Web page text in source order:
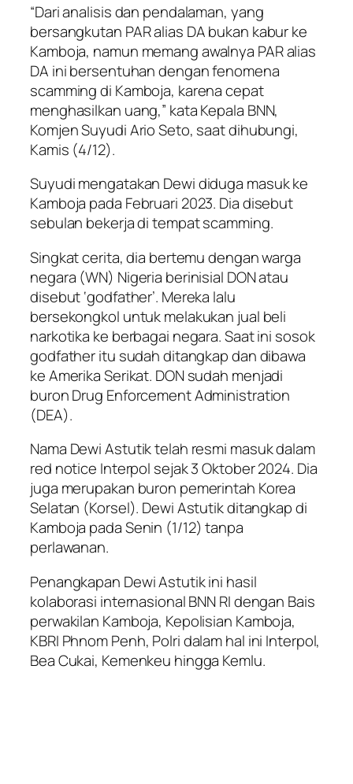
“Dari analisis dan pendalaman, yang
bersangkutan PAR alias DA bukan kabur ke
Kamboja, namun memang awalnya PAR alias
DA ini bersentuhan dengan fenomena
scamming di Kamboja, karena cepat
menghasilkan uang,” kata Kepala BNN,
Komjen Suyudi Ario Seto, saat dihubungi,
Kamis (4/12).
Suyudi mengatakan Dewi diduga masuk ke
Kamboja pada Februari 2023. Dia disebut
sebulan bekerja di tempat scamming.
Singkat cerita, dia bertemu dengan warga
negara (WN) Nigeria berinisial DON atau
disebut ‘godfather’. Mereka lalu
bersekongkol untuk melakukan jual beli
narkotika ke berbagai negara. Saat ini sosok
godfather itu sudah ditangkap dan dibawa
ke Amerika Serikat. DON sudah menjadi
buron Drug Enforcement Administration
(DEA).
Nama Dewi Astutik telah resmi masuk dalam
red notice Interpol sejak 3 Oktober 2024. Dia
juga merupakan buron pemerintah Korea
Selatan (Korsel). Dewi Astutik ditangkap di
Kamboja pada Senin (1/12) tanpa
perlawanan.
Penangkapan Dewi Astutik ini hasil
kolaborasi internasional BNN RI dengan Bais
perwakilan Kamboja, Kepolisian Kamboja,
KBRI Phnom Penh, Polri dalam hal ini Interpol,
Bea Cukai, Kemenkeu hingga Kemlu.